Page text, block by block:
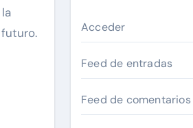
Acceder
Feed de entradas
Feed de comentarios